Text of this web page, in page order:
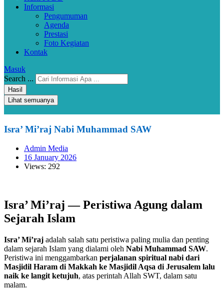
Informasi
Pengumuman
Agenda
Prestasi
Foto Kegiatan
Kontak
Masuk
Search ...
Hasil
Lihat semuanya
Isra’ Mi’raj Nabi Muhammad SAW
Admin Media
16 January 2026
Views: 292
Isra’ Mi’raj — Peristiwa Agung dalam
Sejarah Islam
Isra’ Mi’raj adalah salah satu peristiwa paling mulia dan penting
dalam sejarah Islam yang dialami oleh Nabi Muhammad SAW.
Peristiwa ini menggambarkan perjalanan spiritual nabi dari
Masjidil Haram di Makkah ke Masjidil Aqsa di Jerusalem lalu
naik ke langit ketujuh, atas perintah Allah SWT, dalam satu
malam.